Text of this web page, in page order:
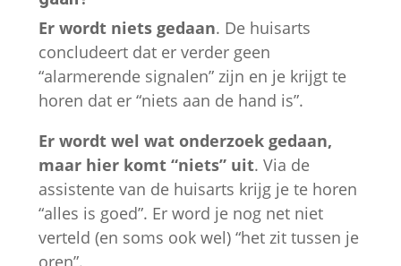
Er wordt niets gedaan. De huisarts
concludeert dat er verder geen
“alarmerende signalen” zijn en je krijgt te
horen dat er “niets aan de hand is”.
Er wordt wel wat onderzoek gedaan,
maar hier komt “niets” uit. Via de
assistente van de huisarts krijg je te horen
“alles is goed”. Er word je nog net niet
verteld (en soms ook wel) “het zit tussen je
oren”.